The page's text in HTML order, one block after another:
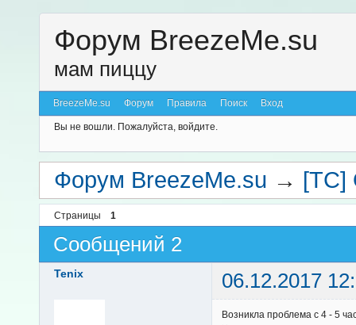
Форум BreezeMe.su
мам пиццу
BreezeMe.su Форум Правила Поиск Вход
Вы не вошли. Пожалуйста, войдите.
Форум BreezeMe.su → [TC]
Страницы 1
Сообщений 2
Tenix 06.12.2017
Возникла проблема с 4 - 5